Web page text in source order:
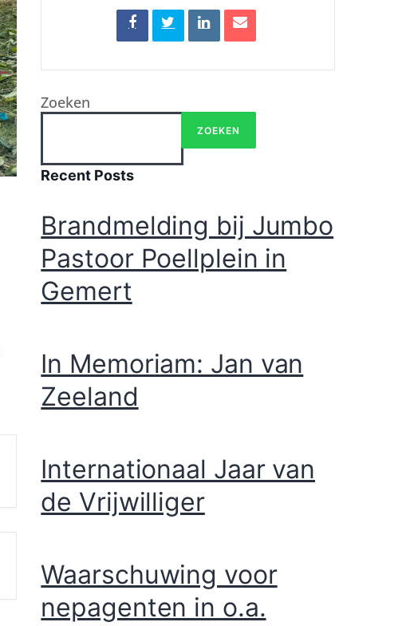
Zoeken
ZOEKEN
Recent Posts
Brandmelding bij Jumbo
Pastoor Poellplein in
Gemert
In Memoriam: Jan van
Zeeland
Internationaal Jaar van
de Vrijwilliger
Waarschuwing voor
nepagenten in o.a.